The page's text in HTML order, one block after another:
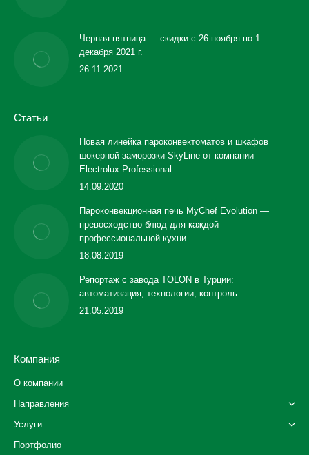
Черная пятница — скидки с 26 ноября по 1
декабря 2021 г.
26.11.2021
Статьи
Новая линейка пароконвектоматов и шкафов
шокерной заморозки SkyLine от компании
Electrolux Professional
14.09.2020
Пароконвекционная печь MyChef Evolution —
превосходство блюд для каждой
профессиональной кухни
18.08.2019
Репортаж с завода TOLON в Турции:
автоматизация, технологии, контроль
21.05.2019
Компания
О компании
Направления
Услуги
Портфолио